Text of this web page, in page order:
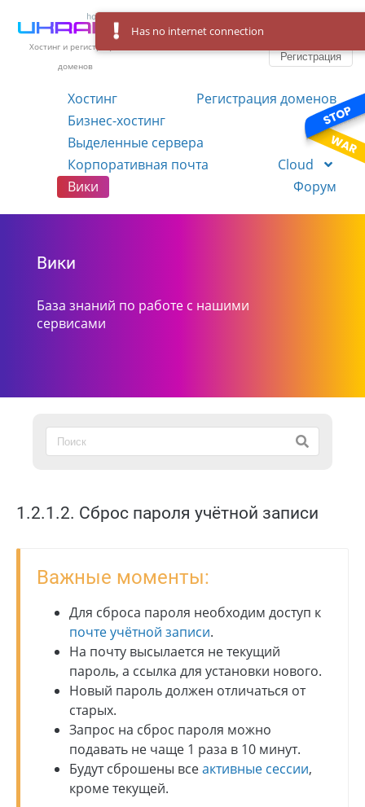
Хостинг и регистрация
доменов
Регистрация
Хостинг
Регистрация доменов
Бизнес-хостинг
VPS
Выделенные сервера
Корпоративная почта
Cloud
Вики
Форум
Вики
База знаний по работе с нашими
сервисами
1.2.1.2. Сброс пароля учётной записи
Важные моменты:
Для сброса пароля необходим доступ к
почте учётной записи.
На почту высылается не текущий
пароль, а ссылка для установки нового.
Новый пароль должен отличаться от
старых.
Запрос на сброс пароля можно
подавать не чаще 1 раза в 10 минут.
Будут сброшены всеактивные сессии,
кроме текущей.
Has no internet connection